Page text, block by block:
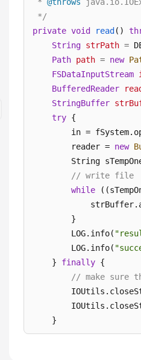
*/
private void read ()
String strPath =
Path path = new
FSDataInputStream
BufferedReader
StringBuffer
try {
in =
        reader =
new
String
// write file
while
        }
        LOG.info(
        LOG.info(
    }
finally {
// make sure
    }
}